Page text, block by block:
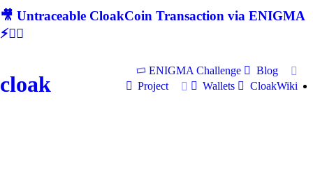
🎥 Untraceable CloakCoin Transaction via ENIGMA
⚡🕵‍♂
cloak
ENIGMA Challenge
Blog
Project
Wallets CloakWiki